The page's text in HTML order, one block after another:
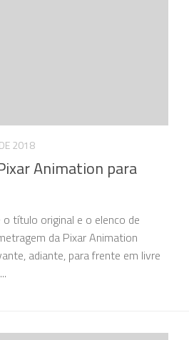
2018
Animation para
título original e o elenco de
da Pixar Animation
adiante, para frente em livre